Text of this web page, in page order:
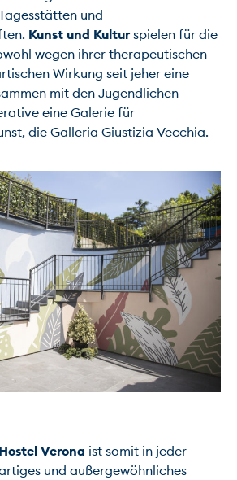
und
Kunst und Kultur spielen für die
wegen ihrer therapeutischen
Wirkung seit jeher eine
mit den Jugendlichen
eine Galerie für
die Galleria Giustizia Vecchia.
Verona ist somit in jeder
und außergewöhnliches